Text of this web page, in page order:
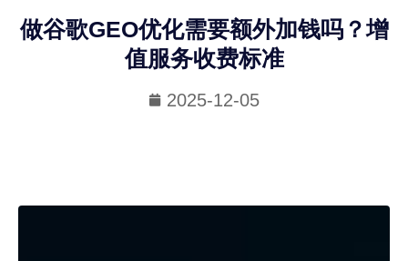
做谷歌GEO优化需要额外加钱吗？增
值服务收费标准
2025-12-05